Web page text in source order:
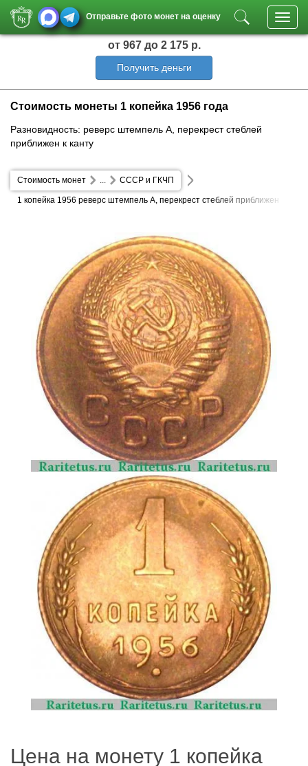
Отправьте фото монет на оценку
от 967 до 2 175 р.
Получить деньги
Стоимость монеты 1 копейка 1956 года
Разновидность: реверс штемпель А, перекрест стеблей
приближен к канту
Стоимость монет СССР и ГКЧП
...
1 копейка 1956 реверс штемпель А, перекрест стеблей приближен
Цена на монету 1 копейка